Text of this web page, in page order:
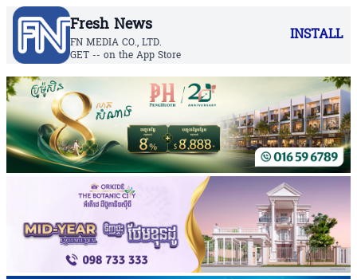
Fresh News
FN MEDIA CO., LTD.
GET -- on the App Store
INSTALL